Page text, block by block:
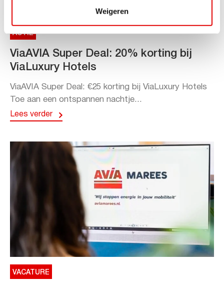
Weigeren
ACTIE
ViaAVIA Super Deal: 20% korting bij
ViaLuxury Hotels
ViaAVIA Super Deal: €25 korting bij ViaLuxury Hotels
Toe aan een ontspannen nachtje...
Lees verder
VACATURE